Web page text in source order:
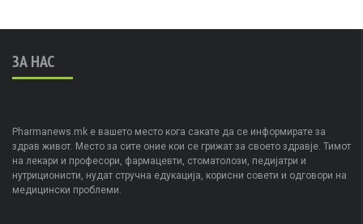
ЗА НАС
Pharmanews.mk е вашето место кога сакате да се информирате за
здрав живот. Место за сите оние кои се грижат за своето здравје. Тимот
на лекари и професори, фармацевти, стоматолози, педијатри и
нутриционисти, нудат стручна едукација, корисни совети и одговори на
медицински проблеми.